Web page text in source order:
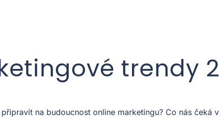
trendy
na budoucnost online marketingu? Co nás čeká